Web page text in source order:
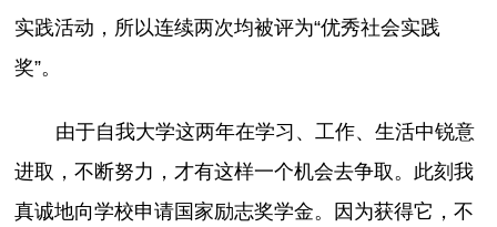
实践活动，所以连续两次均被评为“优秀社会实践
奖”。
由于自我大学这两年在学习、工作、生活中锐意
进取，不断努力，才有这样一个机会去争取。此刻我
真诚地向学校申请国家励志奖学金。因为获得它，不